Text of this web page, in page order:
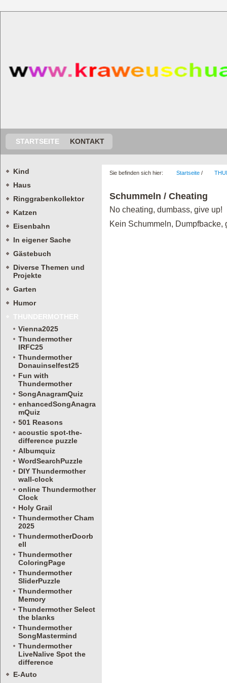
STARTSEITE KONTAKT
Kind
Haus
Ringgrabenkollektor
Katzen
Eisenbahn
In eigener Sache
Gästebuch
Diverse Themen und
Projekte
Garten
Humor
Vienna2025
Thundermother
IRFC25
Thundermother
Donauinselfest25
Fun with
Thundermother
SongAnagramQuiz
enhancedSongAnagra
mQuiz
501 Reasons
acoustic spot-the-
difference puzzle
Albumquiz
WordSearchPuzzle
DIY Thundermother
wall-clock
online Thundermother
Clock
Holy Grail
Thundermother Cham
2025
ThundermotherDoorb
ell
Thundermother
ColoringPage
Thundermother
SliderPuzzle
Thundermother
Memory
Thundermother Select
the blanks
Thundermother
SongMastermind
Thundermother
LiveNalive Spot the
difference
E-Auto
Sie befinden sich hier: Startseite /
Schummeln / Cheating
No cheating, dumbass, give up!
Kein Schummeln, Dumpfbacke,